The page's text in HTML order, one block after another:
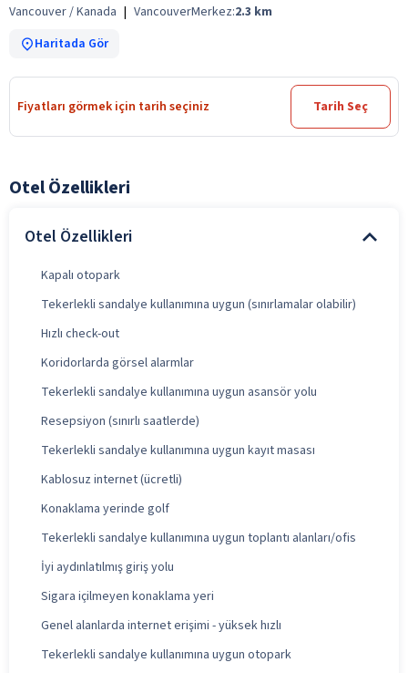
Vancouver / Kanada | VancouverMerkez:2.3 km
Haritada Gör
Fiyatları görmek için tarih seçiniz Tarih Seç
Otel Özellikleri
Otel Özellikleri
Kapalı otopark
Tekerlekli sandalye kullanımına uygun (sınırlamalar olabilir)
Hızlı check-out
Koridorlarda görsel alarmlar
Tekerlekli sandalye kullanımına uygun asansör yolu
Resepsiyon (sınırlı saatlerde)
Tekerlekli sandalye kullanımına uygun kayıt masası
Kablosuz internet (ücretli)
Konaklama yerinde golf
Tekerlekli sandalye kullanımına uygun toplantı alanları/ofis
İyi aydınlatılmış giriş yolu
Sigara içilmeyen konaklama yeri
Genel alanlarda internet erişimi - yüksek hızlı
Tekerlekli sandalye kullanımına uygun otopark